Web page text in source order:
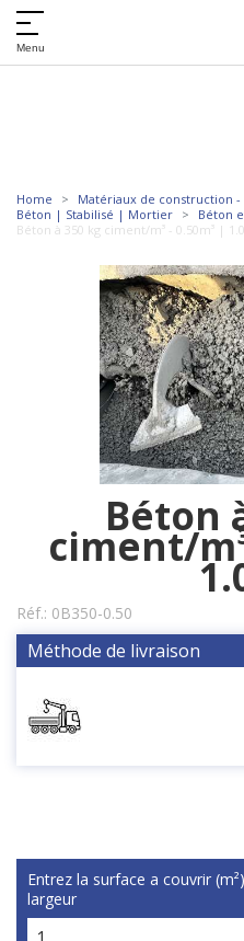
Menu
Home
Matériaux de construction
Béton | Stabilisé | Mortier
Béton
Béton à 350 kg ciment/m³ - 0.50m³ |
Béton
ciment/
Réf.: 0B350-0.50
Méthode de livraison
Entrez la surface a couvrir
largeur